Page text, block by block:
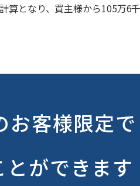
となり、買主様から105万6千
お客様限定で
ができます